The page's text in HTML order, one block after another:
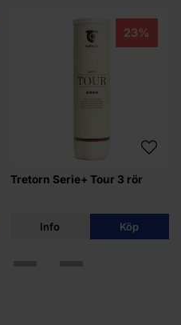
23%
Tretorn Serie+ Tour 3 rör
Info Köp